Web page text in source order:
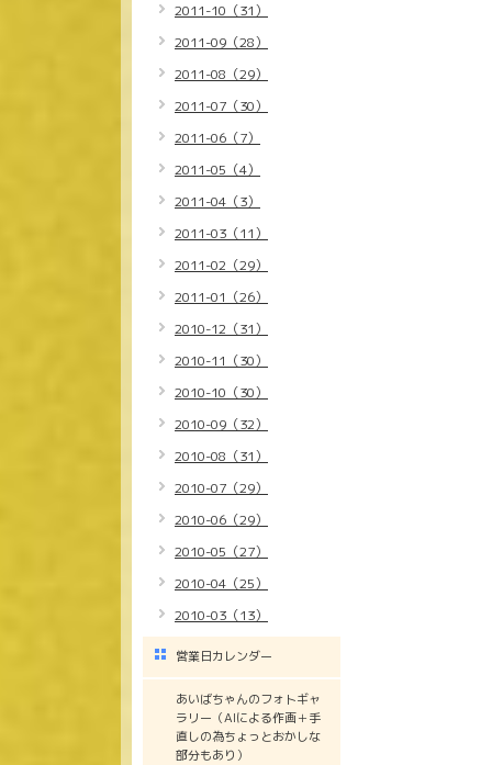
2011-10（31）
2011-09（28）
2011-08（29）
2011-07（30）
2011-06（7）
2011-05（4）
2011-04（3）
2011-03（11）
2011-02（29）
2011-01（26）
2010-12（31）
2010-11（30）
2010-10（30）
2010-09（32）
2010-08（31）
2010-07（29）
2010-06（29）
2010-05（27）
2010-04（25）
2010-03（13）
営業日カレンダー
あいばちゃんのフォトギャ
ラリー（AIによる作画＋手
直しの為ちょっとおかしな
部分もあり）